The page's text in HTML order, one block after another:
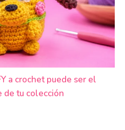
a crochet puede ser el
de tu colección